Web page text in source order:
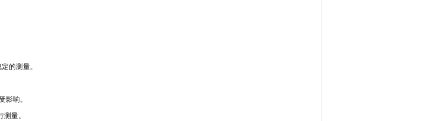
的测量。
影响。
量。